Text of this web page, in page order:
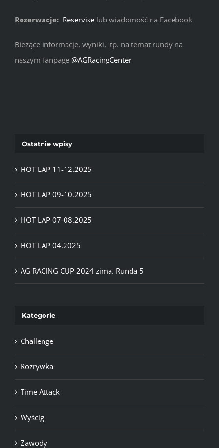
Rezerwacje: Reservise lub wiadomość na Facebook
Bieżące informacje, wyniki, itp. na temat rundy na
naszym fanpage @AGRacingCenter
Ostatnie wpisy
HOT LAP 11-12.2025
HOT LAP 09-10.2025
HOT LAP 07-08.2025
HOT LAP 04.2025
AG RACING CUP 2024 zima. Runda 5
Kategorie
Challenge
Rozrywka
Time Attack
Wyścig
Zawody